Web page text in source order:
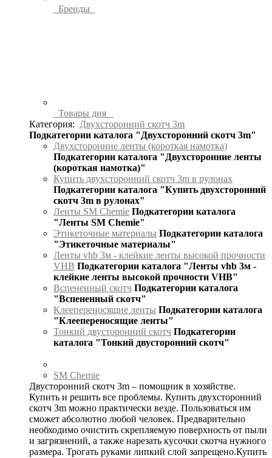
Бренды
Товары дня
Категория:
Двухсторонний скотч 3m
Подкатегории каталога "Двухсторонний скотч 3m"
Двухсторонние ленты (короткая намотка)
Подкатегории каталога "Двухсторонние ленты
(короткая намотка)"
Купить двухсторонний скотч 3m в рулонах
Подкатегории каталога "Купить двухсторонний
скотч 3m в рулонах"
Ленты SM Chemie Подкатегории каталога
"Ленты SM Chemie"
Этикеточные материалы Подкатегории каталога
"Этикеточные материалы"
Ленты vhb 3м - клейкие ленты высокой прочности
VHB Подкатегории каталога "Ленты vhb 3м -
клейкие ленты высокой прочности VHB"
Вспененный скотч Подкатегории каталога
"Вспененный скотч"
Клеепереносящие ленты Подкатегории каталога
"Клеепереносящие ленты"
Тонкий двусторонний скотч Подкатегории
каталога "Тонкий двусторонний скотч"
SM Chemie
Двусторонний скотч 3m – помощник в хозяйстве.
Купить и решить все проблемы. Купить двухсторонний
скотч 3m можно практически везде. Пользоваться им
сможет абсолютно любой человек. Предварительно
необходимо очистить скрепляемую поверхность от пыли
и загрязнений, а также нарезать кусочки скотча нужного
размера. Трогать руками липкий слой запрещено.Купить